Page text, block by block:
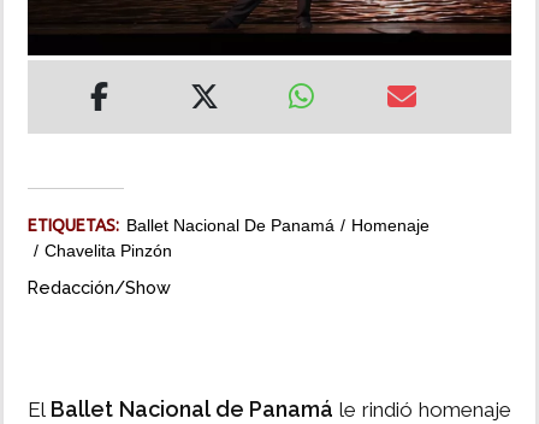
MULTIMEDIA
ETIQUETAS: Ballet Nacional De Panamá
Homenaje
Chavelita Pinzón
Redacción/Show
El Ballet Nacional de Panamále rindió homenaje